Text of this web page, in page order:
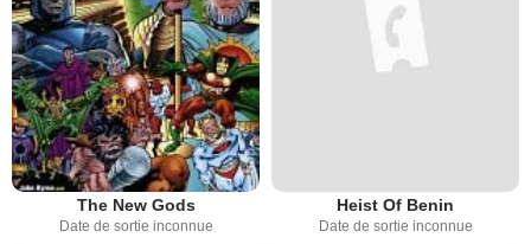
The New Gods
Date de sortie inconnue
Heist Of Benin
Date de sortie inconnue